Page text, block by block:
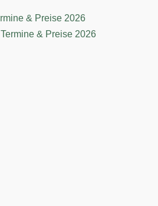
& Preise 2026
& Preise 2026